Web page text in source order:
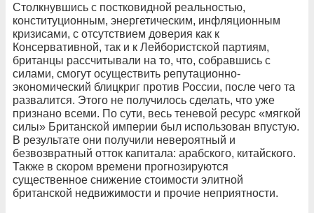
Столкнувшись с постковидной реальностью,
конституционным, энергетическим, инфляционным
кризисами, с отсутствием доверия как к
Консервативной, так и к Лейбористской партиям,
британцы рассчитывали на то, что, собравшись с
силами, смогут осуществить репутационно-
экономический блицкриг против России, после чего та
развалится. Этого не получилось сделать, что уже
признано всеми. По сути, весь теневой ресурс «мягкой
силы» Британской империи был использован впустую.
В результате они получили невероятный и
безвозвратный отток капитала: арабского, китайского.
Также в скором времени прогнозируются
существенное снижение стоимости элитной
британской недвижимости и прочие неприятности.